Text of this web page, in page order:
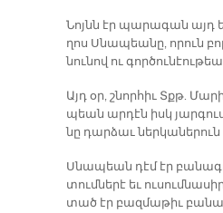
Նոյնն էր պա­րա­գան այդ
ղոս Սնա­պեա­նը, ո­րուն
նու­նով ու
Այդ օր, շնոր­հիւ Տքթ.
պեան ար­դէն իսկ
նը դար­ձաւ ներ­կա­նե­րուն
Սնա­պեան դէմ էր
տում­նե­րէ եւ
տած էր բազ­մա­թիւ